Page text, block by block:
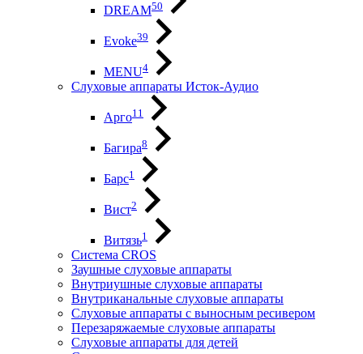
DREAM50
Evoke39
MENU4
Слуховые аппараты Исток-Аудио
Арго11
Багира8
Барс1
Вист2
Витязь1
Система CROS
Заушные слуховые аппараты
Внутриушные слуховые аппараты
Внутриканальные слуховые аппараты
Слуховые аппараты с выносным ресивером
Перезаряжаемые слуховые аппараты
Слуховые аппараты для детей